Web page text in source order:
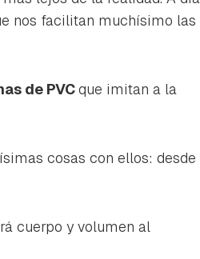
nos facilitan muchísimo las
de PVCque imitan a la
cosas con ellos: desde
cuerpo y volumen al